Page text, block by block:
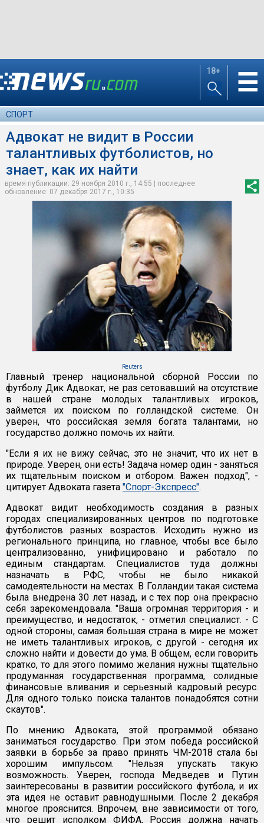
18+ ☰
СПОРТ
Адвокат не видит в России
талантливых футболистов, но
знает, как их найти
время публикации: 29 ноября 2010 г., 14:55 | последнее
обновление: 07 декабря 2017 г., 10:35
Reuters
Главный тренер национальной сборной России по
футболу Дик Адвокат, не раз сетовавший на отсутствие
в нашей стране молодых талантливых игроков,
займется их поиском по голландской системе. Он
уверен, что российская земля богата талантами, но
государство должно помочь их найти.
"Если я их не вижу сейчас, это не значит, что их нет в
природе. Уверен, они есть! Задача номер один - заняться
их тщательным поиском и отбором. Важен подход", -
цитирует Адвоката газета "Спорт-Экспресс".
Адвокат видит необходимость создания в разных
городах специализированных центров по подготовке
футболистов разных возрастов. Исходить нужно из
регионального принципа, но главное, чтобы все было
централизованно, унифицировано и работало по
единым стандартам. Специалистов туда должны
назначать в РФС, чтобы не было никакой
самодеятельности на местах. В Голландии такая система
была внедрена 30 лет назад, и с тех пор она прекрасно
себя зарекомендовала. "Ваша огромная территория - и
преимущество, и недостаток, - отметил специалист. - С
одной стороны, самая большая страна в мире не может
не иметь талантливых игроков, с другой - сегодня их
сложно найти и довести до ума. В общем, если говорить
кратко, то для этого помимо желания нужны тщательно
продуманная государственная программа, солидные
финансовые вливания и серьезный кадровый ресурс.
Для одного только поиска талантов понадобятся сотни
скаутов".
По мнению Адвоката, этой программой обязано
заниматься государство. При этом победа российской
заявки в борьбе за право принять ЧМ-2018 стала бы
хорошим импульсом. "Нельзя упускать такую
возможность. Уверен, господа Медведев и Путин
заинтересованы в развитии российского футбола, и их
эта идея не оставит равнодушными. После 2 декабря
многое прояснится. Впрочем, вне зависимости от того,
что решит исполком ФИФА, Россия должна начать